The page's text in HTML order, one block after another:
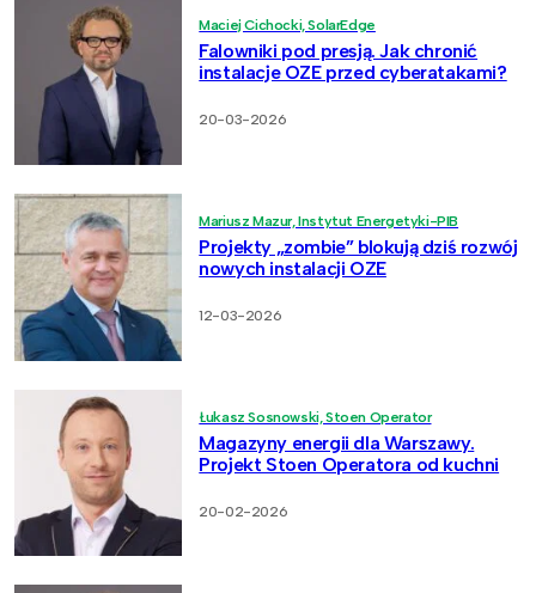
Maciej Cichocki, SolarEdge
Falowniki pod presją. Jak chronić
instalacje OZE przed cyberatakami?
20-03-2026
Mariusz Mazur, Instytut Energetyki-PIB
Projekty „zombie” blokują dziś rozwój
nowych instalacji OZE
12-03-2026
Łukasz Sosnowski, Stoen Operator
Magazyny energii dla Warszawy.
Projekt Stoen Operatora od kuchni
20-02-2026